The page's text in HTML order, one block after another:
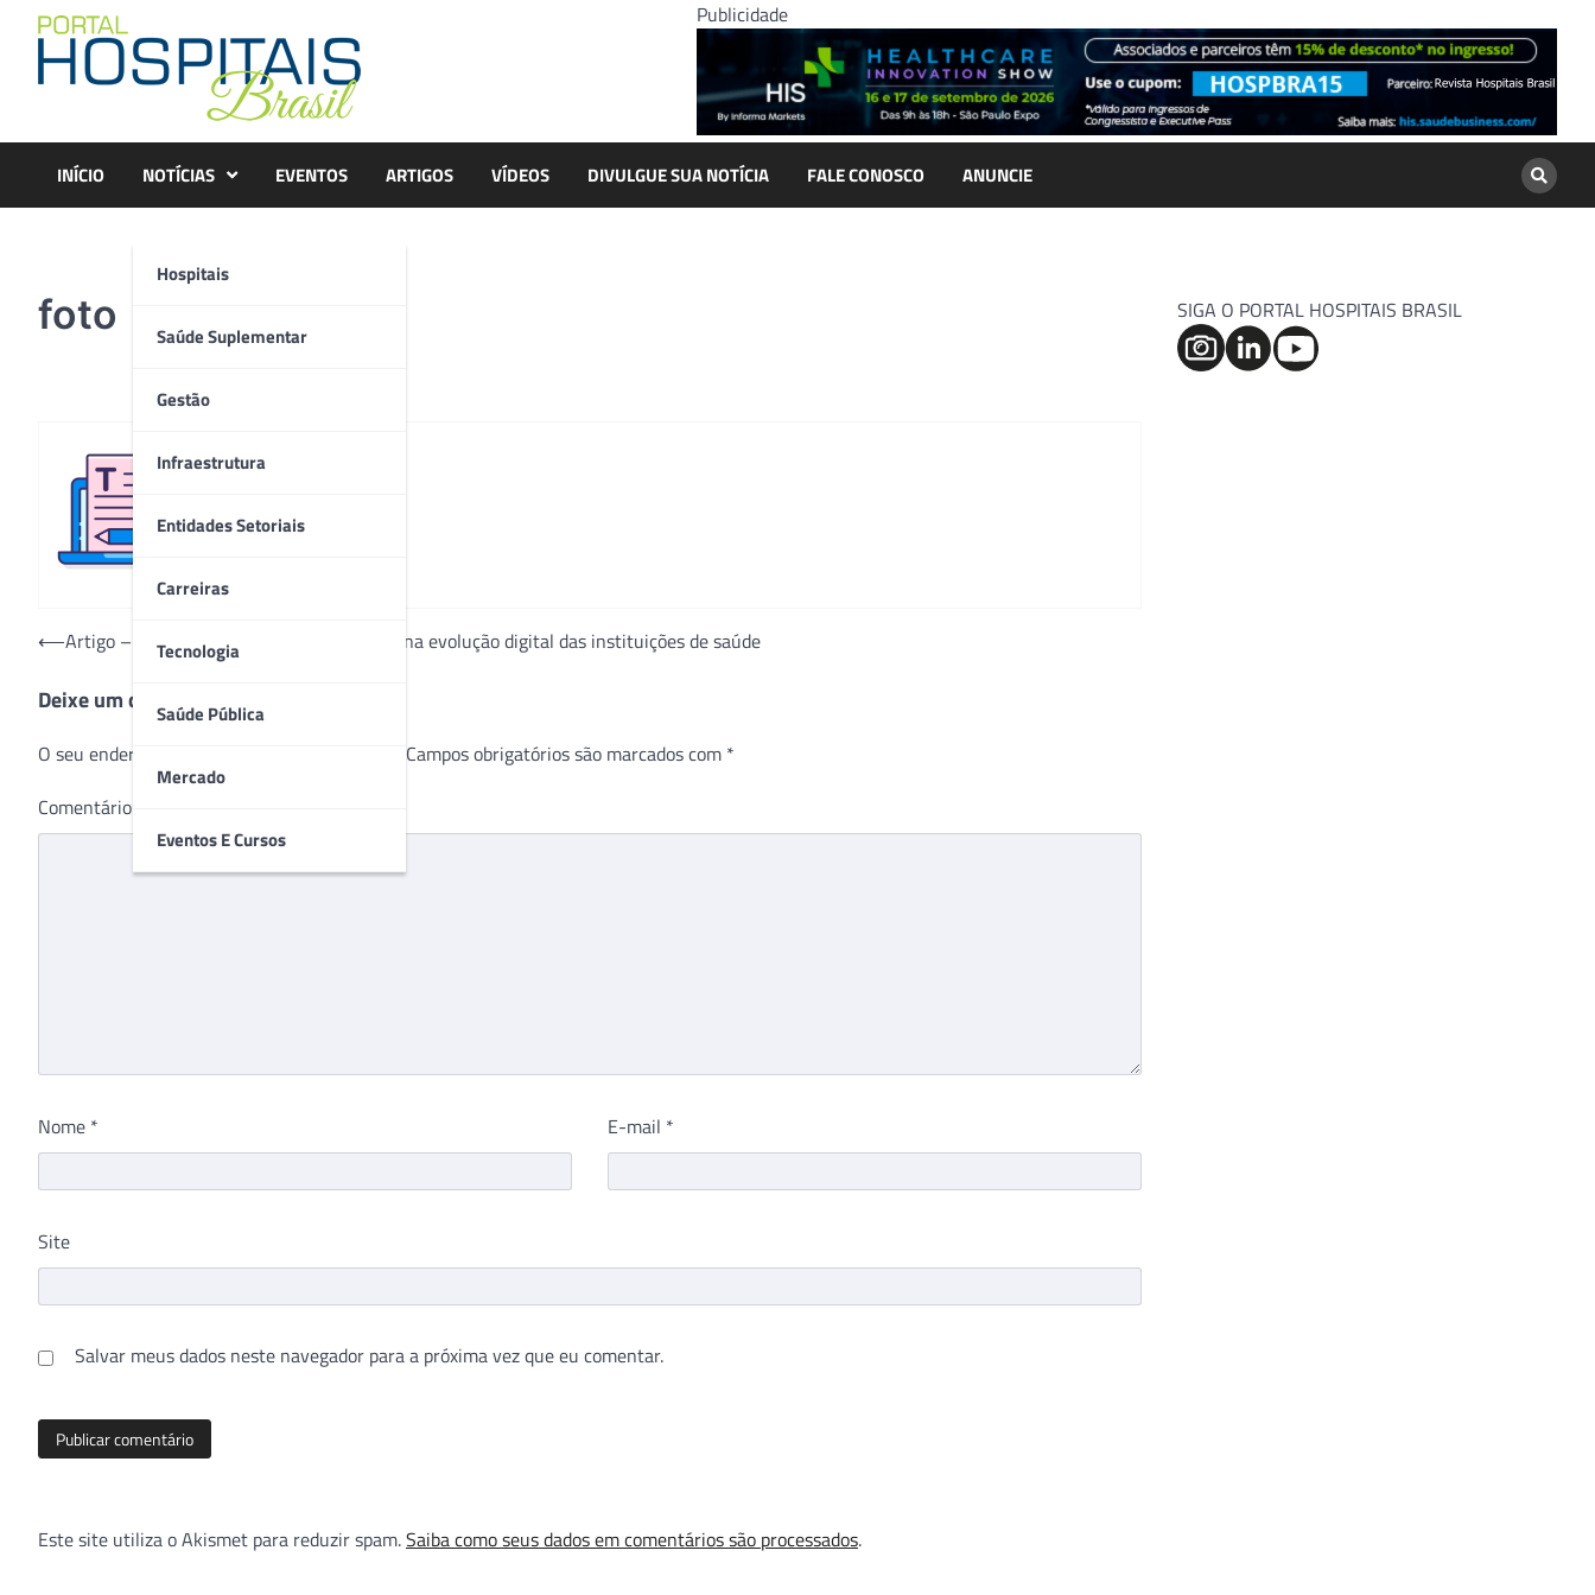
content
Publicidade
INÍCIO NOTÍCIAS
Hospitais
Saúde Suplementar
Gestão
Infraestrutura
Entidades Setoriais
Carreiras
Tecnologia
Saúde Pública
Mercado
Eventos E Cursos
EVENTOS ARTIGOS VÍDEOS DIVULGUE SUA NOTÍCIA FALE CONOSCO ANUNCIE
foto
Navegação
Post
⟵Artigo – Impacto dos softwares de gestão na evolução digital das instituições de saúde
Deixe um comentário
O seu endereço de e-mail não será publicado. Campos obrigatórios são marcados com *
Comentário
Nome * E-mail *
Site
Salvar meus dados neste navegador para a próxima vez que eu comentar.
Este site utiliza o Akismet para reduzir spam.Saiba como seus dados em comentários são processados.
SIGA O PORTAL HOSPITAIS BRASIL